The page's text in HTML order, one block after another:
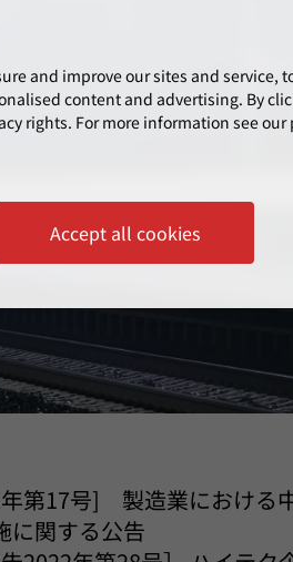
第17号] 製造業における
に関する公告
and improve our sites and service,
content and advertising. By
rights. For more information see our
Accept all cookies